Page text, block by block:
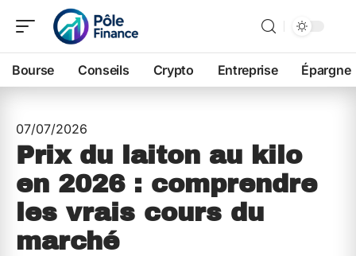
Bourse Conseils Crypto Entreprise Épargne
07/07/2026
Prix du laiton au kilo
en 2026 : comprendre
les vrais cours du
marché